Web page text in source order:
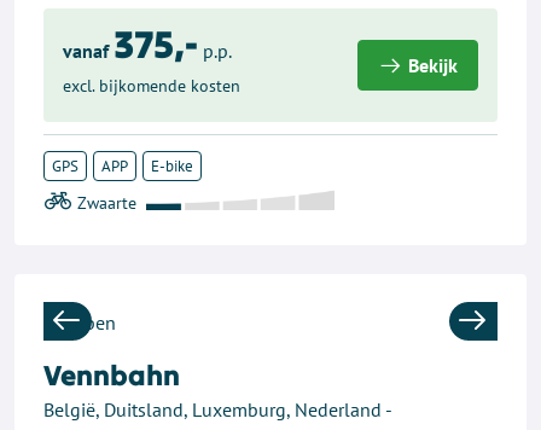
vanaf 375,- p.p.
excl. bijkomende kosten
Bekijk
GPS APP E-bike
Previous Next
Vennbahn
België, Duitsland, Luxemburg, Nederland -